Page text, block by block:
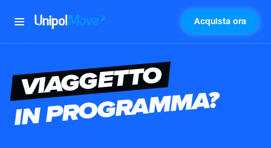
UnipolMove Acquista ora
VIAGGETTO
IN PROGRAMMA?